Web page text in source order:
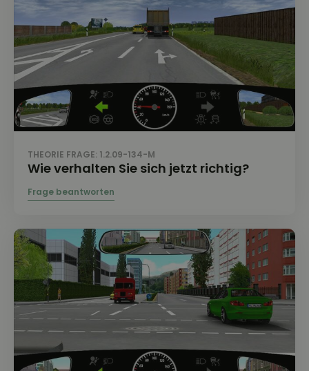
THEORIE FRAGE: 1.2.09-134-M
Wie verhalten Sie sich jetzt richtig?